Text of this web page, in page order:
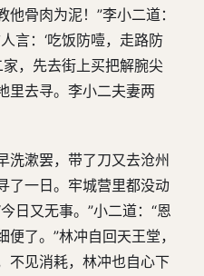
骨肉为泥！”李小二道：
言：‘吃饭防噎，走路防
家，先去街上买把解腕尖
里去寻。李小二夫妻两
洗漱罢，带了刀又去沧州
了一日。牢城营里都没动
日又无事。”小二道：“恩
了。”林冲自回天王堂，
不见消耗，林冲也自心下